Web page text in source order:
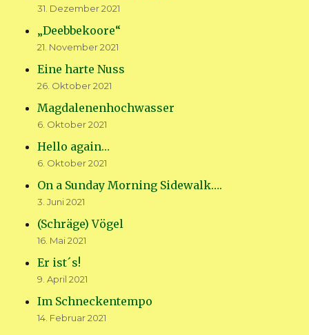
31. Dezember 2021
„Deebbekoore“
21. November 2021
Eine harte Nuss
26. Oktober 2021
Magdalenenhochwasser
6. Oktober 2021
Hello again…
6. Oktober 2021
On a Sunday Morning Sidewalk….
3. Juni 2021
(Schräge) Vögel
16. Mai 2021
Er ist´s!
9. April 2021
Im Schneckentempo
14. Februar 2021